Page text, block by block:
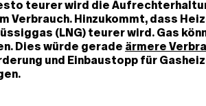
teurer wird die
Hinzukommt, dass
(LNG) teurer wird. Gas
Dies würde gerade ärmere
und Einbaustopp für